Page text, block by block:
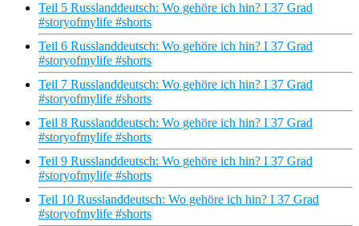
Teil 5 Russlanddeutsch: Wo gehöre ich hin? I 37 Grad
#storyofmylife #shorts
Teil 6 Russlanddeutsch: Wo gehöre ich hin? I 37 Grad
#storyofmylife #shorts
Teil 7 Russlanddeutsch: Wo gehöre ich hin? I 37 Grad
#storyofmylife #shorts
Teil 8 Russlanddeutsch: Wo gehöre ich hin? I 37 Grad
#storyofmylife #shorts
Teil 9 Russlanddeutsch: Wo gehöre ich hin? I 37 Grad
#storyofmylife #shorts
Teil 10 Russlanddeutsch: Wo gehöre ich hin? I 37 Grad
#storyofmylife #shorts